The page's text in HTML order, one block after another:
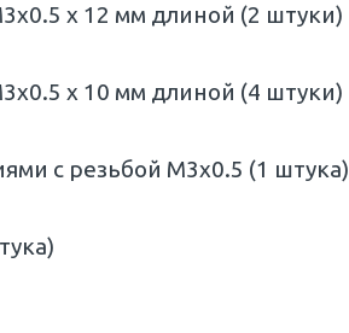
x 12 мм длиной (2 штуки)
x 10 мм длиной (4 штуки)
с резьбой M3x0.5 (1 штука)